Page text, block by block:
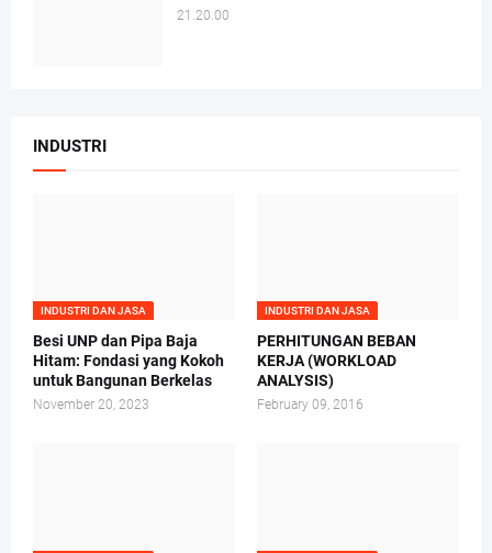
21.20.00
INDUSTRI
INDUSTRI DAN JASA
Besi UNP dan Pipa Baja
Hitam: Fondasi yang Kokoh
untuk Bangunan Berkelas
November 20, 2023
INDUSTRI DAN JASA
PERHITUNGAN BEBAN
KERJA (WORKLOAD
ANALYSIS)
February 09, 2016